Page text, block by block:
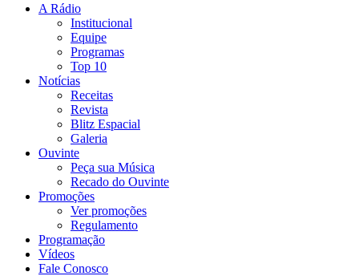
A Rádio
Institucional
Equipe
Programas
Top 10
Notícias
Receitas
Revista
Blitz Espacial
Galeria
Ouvinte
Peça sua Música
Recado do Ouvinte
Promoções
Ver promoções
Regulamento
Programação
Vídeos
Fale Conosco